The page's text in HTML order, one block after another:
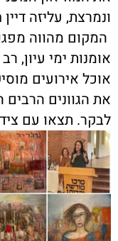
ונמרצת, עליזה
המקום מהווה
אומנות ימי עיון,
אוכל אירועים
את הגוונים
לבקר. תצאו עם